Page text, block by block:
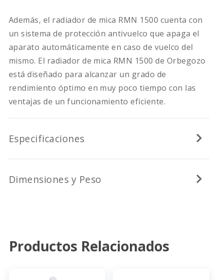
Además, el radiador de mica RMN 1500 cuenta con
un sistema de protección antivuelco que apaga el
aparato automáticamente en caso de vuelco del
mismo. El radiador de mica RMN 1500 de Orbegozo
está diseñado para alcanzar un grado de
rendimiento óptimo en muy poco tiempo con las
ventajas de un funcionamiento eficiente.
Especificaciones
Dimensiones y Peso
Productos Relacionados